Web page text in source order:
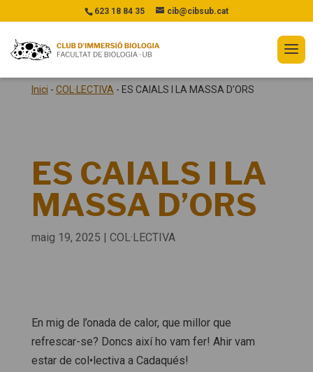
623 18 84 35 cib@cibsub.cat
Inici - COL·LECTIVA - ES CAIALS I LA MASSA D’ORS
ES CAIALS I LA
MASSA D’ORS
maig 19, 2025 | COL·LECTIVA
En mig de l’onada de calor, que millor que
refrescar-se? Doncs així ho vam fer! Ahir vam
estar de col•lectiva a Cadaqués!